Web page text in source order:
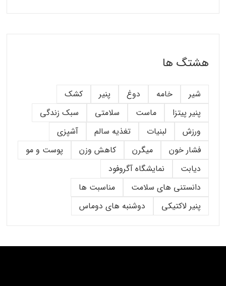
هشتگ ها
شیر خامه دوغ پنیر
کشک
پنیر پیتزا
ماست سلامتی
سبک زندگی
ورزش
لبنیات تغذیه سالم
آشپزی
فشار خون
میگرن کاهش وزن
پوست و مو
دیابت
نمایشگاه آگروفود
دانستنی های سلامت
مناسبت ها
پنیر لاکتیکی
دوشنبه های دوماس